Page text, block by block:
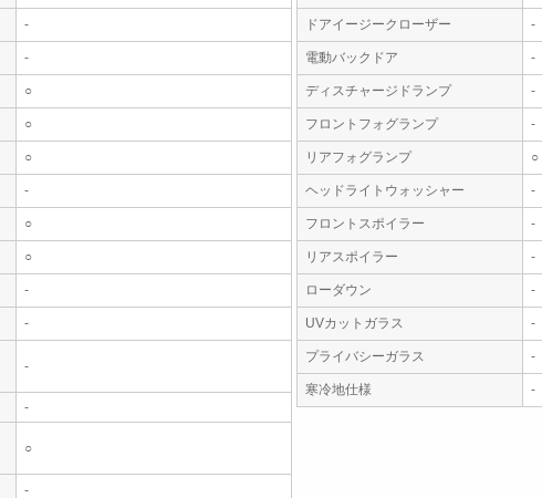
-
-
○
○
○
-
○
○
-
-
-
-
○
-
ドアイージークローザー -
電動バックドア -
ディスチャージドランプ -
フロントフォグランプ -
リアフォグランプ ○
ヘッドライトウォッシャー -
フロントスポイラー -
リアスポイラー -
ローダウン -
UVカットガラス -
プライバシーガラス -
寒冷地仕様 -